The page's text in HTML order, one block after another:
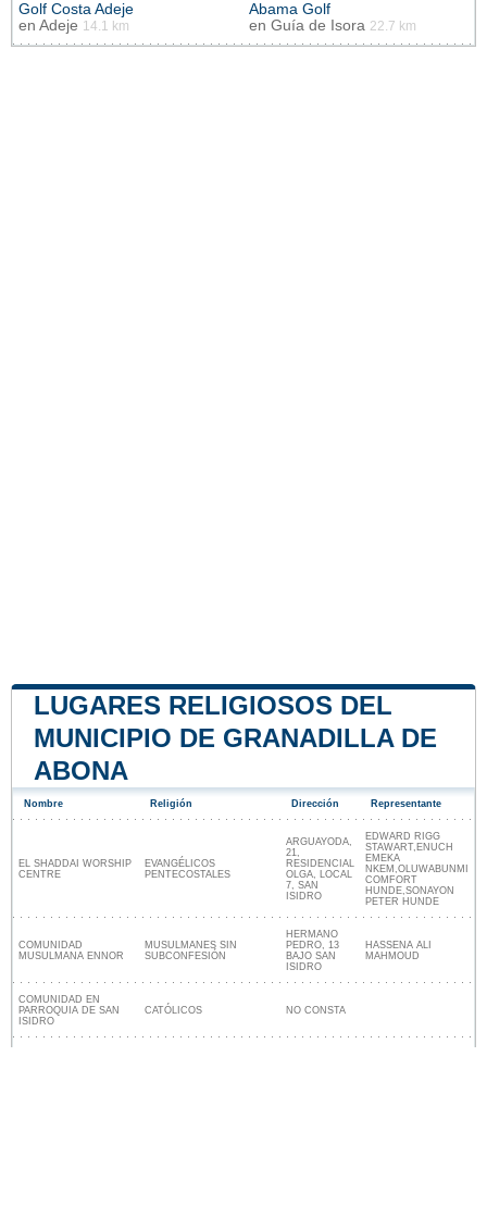
Golf Costa Adeje
en Adeje 14.1 km
Abama Golf
en Guía de Isora 22.7 km
LUGARES RELIGIOSOS DEL
MUNICIPIO DE GRANADILLA DE
ABONA
Nombre Religión Dirección Representante
EL SHADDAI WORSHIP
CENTRE
EVANGÉLICOS
PENTECOSTALES
ARGUAYODA,
21,
RESIDENCIAL
OLGA, LOCAL
7, SAN
ISIDRO
EDWARD RIGG
STAWART,ENUCH
EMEKA
NKEM,OLUWABUNMI
COMFORT
HUNDE,SONAYON
PETER HUNDE
COMUNIDAD
MUSULMANA ENNOR
MUSULMANES SIN
SUBCONFESIÓN
HERMANO
PEDRO, 13
BAJO SAN
ISIDRO
HASSENA ALI
MAHMOUD
COMUNIDAD EN
PARROQUIA DE SAN
ISIDRO
CATÓLICOS NO CONSTA